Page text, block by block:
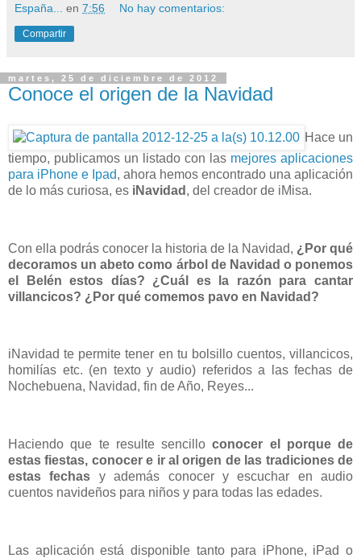
España... en 7:56 No hay comentarios:
Compartir
martes, 25 de diciembre de 2012
Conoce el origen de la Navidad
Hace un
tiempo, publicamos un listado con las mejores aplicaciones
para iPhone e Ipad, ahora hemos encontrado una aplicación
de lo más curiosa, es iNavidad , del creador de iMisa.
Con ella podrás conocer la historia de la Navidad, ¿Por qué
decoramos un abeto como árbol de Navidad o ponemos
el Belén estos días? ¿Cuál es la razón para cantar
villancicos? ¿Por qué comemos pavo en Navidad?
iNavidad te permite tener en tu bolsillo cuentos, villancicos,
homilías etc. (en texto y audio) referidos a las fechas de
Nochebuena, Navidad, fin de Año, Reyes...
Haciendo que te resulte sencillo conocer el porque de
estas fiestas, conocer e ir al origen de las tradiciones de
estas fechas y además conocer y escuchar en audio
cuentos navideños para niños y para todas las edades.
Las aplicación está disponible tanto para iPhone, iPad o